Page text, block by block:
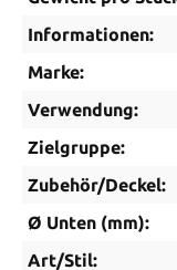
Informationen:
Marke:
Verwendung:
Zielgruppe:
Zubehör/Deckel:
Ø Unten (mm):
Art/Stil: